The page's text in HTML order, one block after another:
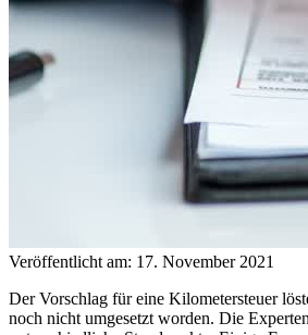
Veröffentlicht am: 17. November 2021
Der Vorschlag für eine Kilometersteuer
noch nicht umgesetzt worden. Die